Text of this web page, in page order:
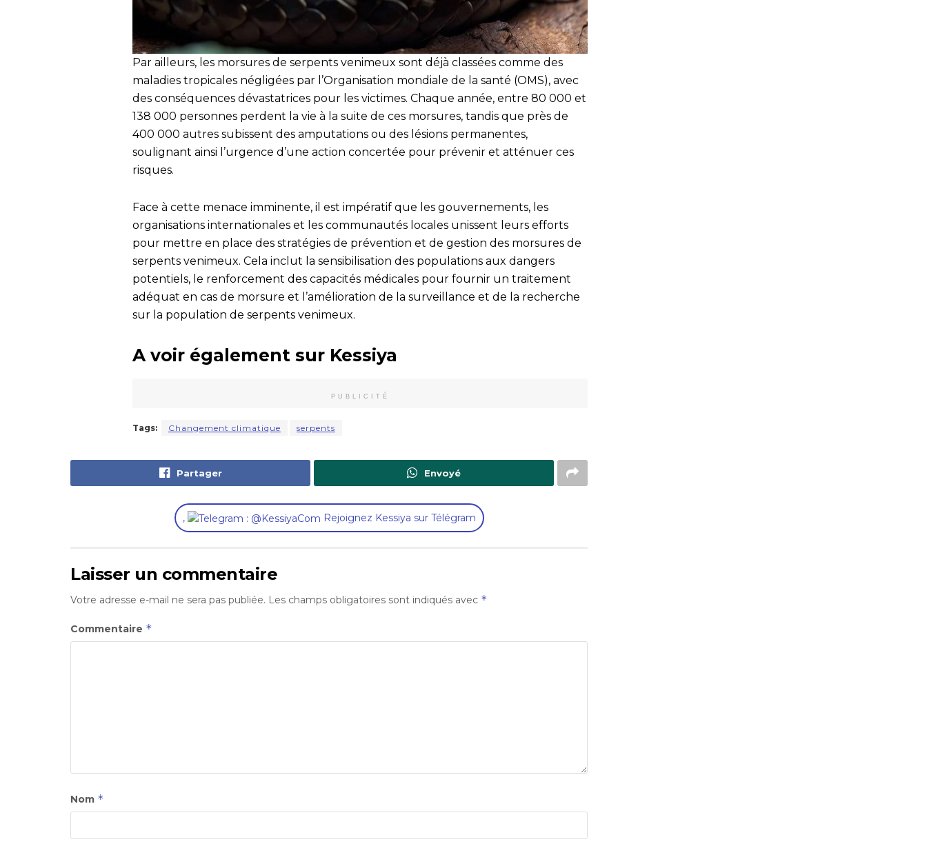
Par ailleurs, les morsures de serpents venimeux sont déjà classées comme des
maladies tropicales négligées par l’Organisation mondiale de la santé (OMS), avec
des conséquences dévastatrices pour les victimes. Chaque année, entre 80 000 et
138 000 personnes perdent la vie à la suite de ces morsures, tandis que près de
400 000 autres subissent des amputations ou des lésions permanentes,
soulignant ainsi l’urgence d’une action concertée pour prévenir et atténuer ces
risques.
Face à cette menace imminente, il est impératif que les gouvernements, les
organisations internationales et les communautés locales unissent leurs efforts
pour mettre en place des stratégies de prévention et de gestion des morsures de
serpents venimeux. Cela inclut la sensibilisation des populations aux dangers
potentiels, le renforcement des capacités médicales pour fournir un traitement
adéquat en cas de morsure et l’amélioration de la surveillance et de la recherche
sur la population de serpents venimeux.
A voir également sur Kessiya
PUBLICITÉ
Tags: Changement climatique serpents
Partager Envoyé
, Rejoignez Kessiya sur Télégram
Laisser un commentaire
Votre adresse e-mail ne sera pas publiée. Les champs obligatoires sont indiqués avec *
Commentaire *
Nom *